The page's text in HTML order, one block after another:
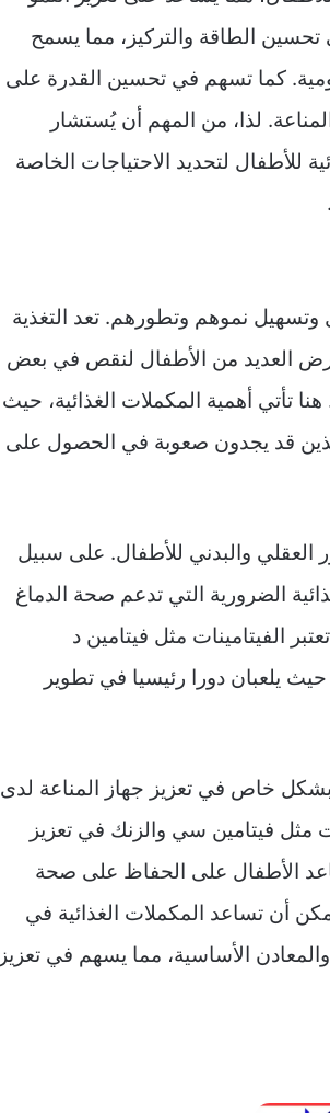
الطاقة والتركيز، مما يسمح
كما تسهم في تحسين القدرة على
لذا، من المهم أن يُستشار
للأطفال لتحديد الاحتياجات الخاصة
وتسهيل نموهم وتطورهم. تعد التغذية
العديد من الأطفال لنقص في بعض
تأتي أهمية المكملات الغذائية، حيث
قد يجدون صعوبة في الحصول على
العقلي والبدني للأطفال. على سبيل
أوميغا-3 من العناصر الغذائية الضرورية التي تدعم صحة الدماغ
الفيتامينات مثل فيتامين د
حيث يلعبان دورا رئيسيا في تطوير
بشكل خاص في تعزيز جهاز المناعة لدى
مثل فيتامين سي والزنك في تعزيز
الأطفال على الحفاظ على صحة
أن تساعد المكملات الغذائية في
الأساسية، مما يسهم في تعزيز